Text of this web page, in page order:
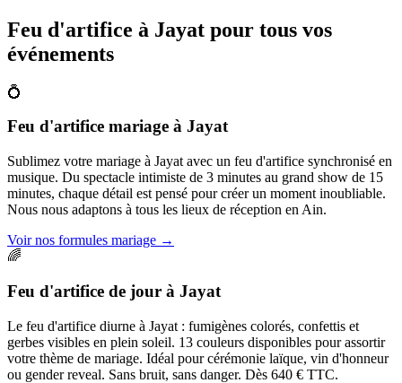
Feu d'artifice à Jayat pour tous vos
événements
💍
Feu d'artifice mariage à Jayat
Sublimez votre mariage à Jayat avec un feu d'artifice synchronisé en
musique. Du spectacle intimiste de 3 minutes au grand show de 15
minutes, chaque détail est pensé pour créer un moment inoubliable.
Nous nous adaptons à tous les lieux de réception en Ain.
Voir nos formules mariage →
🌈
Feu d'artifice de jour à Jayat
Le feu d'artifice diurne à Jayat : fumigènes colorés, confettis et
gerbes visibles en plein soleil. 13 couleurs disponibles pour assortir
votre thème de mariage. Idéal pour cérémonie laïque, vin d'honneur
ou gender reveal. Sans bruit, sans danger. Dès 640 € TTC.